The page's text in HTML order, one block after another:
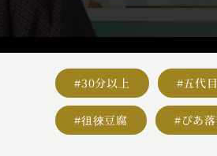
#30分以上 #五代
#徂徠豆腐 #ぴあ